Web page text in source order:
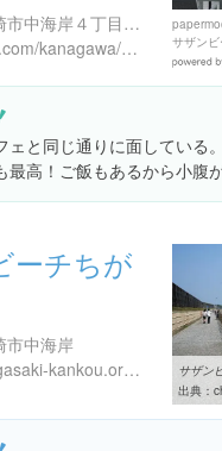
神奈川県茅ヶ崎市中海岸４丁目１２９８６-５２ サザンビーチヒルズ 1F
https://tabelog.com/kanagawa/A1404/A140406/14079538/
サザン
Places
と同じ通りに面している。
最高！ご飯もあるから小腹
ーチちが
市中海岸
http://www.chigasaki-kankou.org/index.html
サザン
出典：